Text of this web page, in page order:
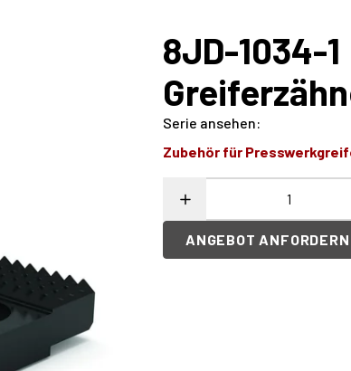
8JD-1034-1
Serie ansehen:
Zubehör für
ANGEBOT ANFORDERN